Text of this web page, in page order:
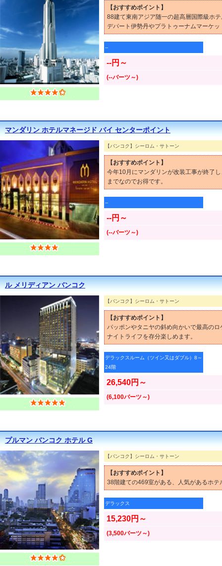
【おすすめポイント】
88建て東南アジア随一の超高層国際級ホ
デパート伊勢丹やプラトゥーナムマーケッ
--
--円～
(--バーツ～)
マンダリン ホテルマネージド バイ センターポイント
【バンコク】シーロム・サトーン
【おすすめポイント】
今年10月にマンダリンが改装工事が終了
までなのでお得です。
--
--円～
(--バーツ～)
ル メリディアン バンコク
【バンコク】シーロム・サトーン
【おすすめポイント】
パッポンやタニヤの斜め向かいで最高の
ナイトライフを存分楽しめます。
デラックスルーム（ツイン又はダブル）8～
24階
26,540円～
(6,100バーツ～)
プルマン バンコク ホテル G
【バンコク】シーロム・サトーン
【おすすめポイント】
38階建ての469室がある、人気があるホテ
デラックス
15,230円～
(3,500バーツ～)